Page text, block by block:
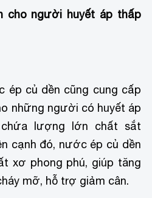
cho người huyết áp thấp
ép củ dền cũng cung cấp
những người có huyết áp
lượng lớn chất sắt
cạnh đó, nước ép củ dền
xơ phong phú, giúp tăng
mỡ, hỗ trợ giảm cân.